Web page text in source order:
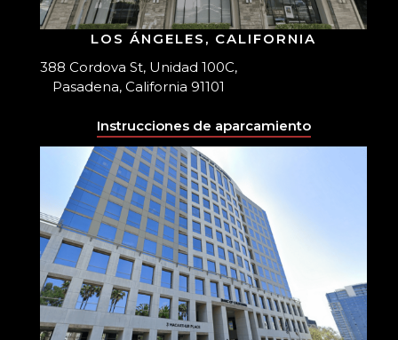
LOS ÁNGELES, CALIFORNIA
388 Cordova St, Unidad 100C,
Pasadena, California 91101
Instrucciones de aparcamiento